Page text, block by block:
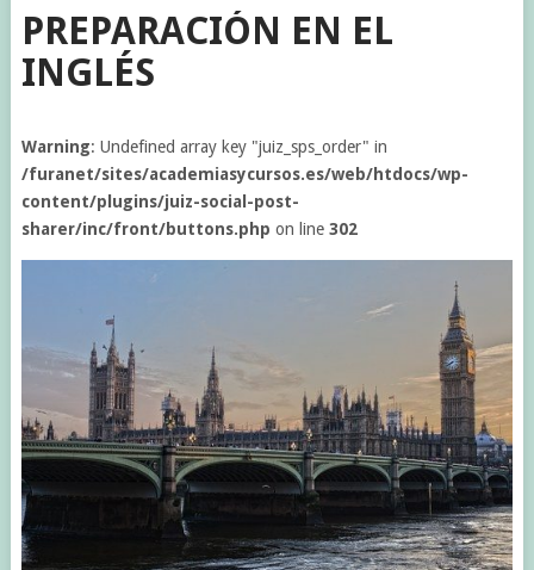
PREPARACIÓN EN EL
INGLÉS
Warning: Undefined array key "juiz_sps_order" in
/furanet/sites/academiasycursos.es/web/htdocs/wp-
content/plugins/juiz-social-post-
sharer/inc/front/buttons.php on line 302